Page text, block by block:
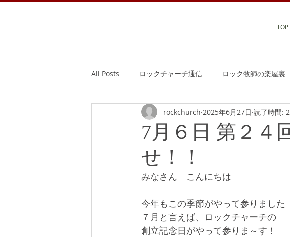
TOP
All Posts ロックチャーチ通信 ロック牧師の楽屋裏
7月６日 第２４
せ！！
rockchurch 2025年6月27日 読了時間:
みなさん　こんにちは
今年もこの季節がやって参りました
７月と言えば、ロックチャーチの
創立記念日がやって参りま～す！